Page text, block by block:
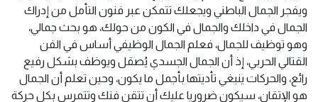
ويفجر الجمال الباطني ويجعلك تتمكن عبر فنون التأمل من إدراك
الجمال في داخلك والجمال في الكون من حولك، هو بحث جمالي،
وهو توظيف للجمال، فعلم الجمال الوظيفي أساس في الفن
القتالي الحربي، إذ أن الجمال الجسدي يُصقل ويوظف بشكل رفيع
رائع، والحركات ينبغي تأديتها بأجمل ما يكون، وحين تعلم أن الجمال
هو الإتقان، سيكون ضروريا عليك أن تتقن فنك وتتمرس بكل حركة